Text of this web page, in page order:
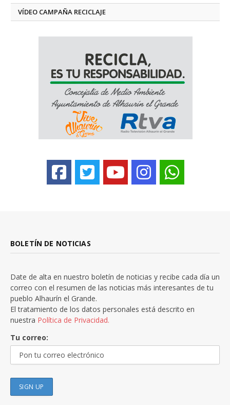
VÍDEO CAMPAÑA RECICLAJE
BOLETÍN DE NOTICIAS
Date de alta en nuestro boletín de noticias y recibe cada día un
correo con el resumen de las noticias más interesantes de tu
pueblo Alhaurín el Grande.
El tratamiento de los datos personales está descrito en
nuestra Política de Privacidad.
Tu correo: